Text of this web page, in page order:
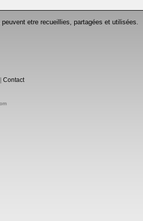
etre recueillies, partagées et utilisées.
Contact